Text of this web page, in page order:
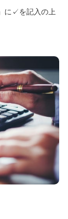
に✓を記入の上